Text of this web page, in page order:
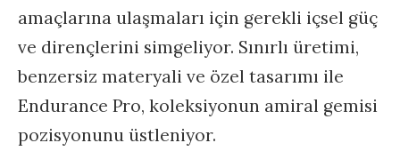
amaçlarına ulaşmaları için gerekli içsel güç
ve dirençlerini simgeliyor. Sınırlı üretimi,
benzersiz materyali ve özel tasarımı ile
Endurance Pro, koleksiyonun amiral gemisi
pozisyonunu üstleniyor.